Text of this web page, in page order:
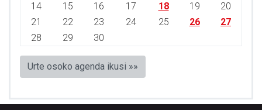
14
15 16 17 18 19
20
21
22 23 24 25 26
27
28
29 30
Urte osoko agenda ikusi »»